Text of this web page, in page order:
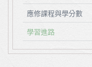
應修課程與學分數
學習進路